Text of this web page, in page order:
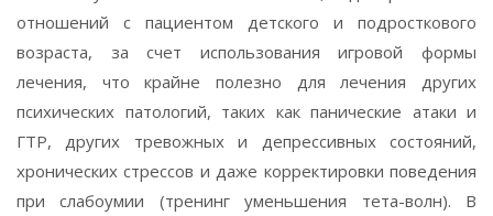
отношений с пациентом детского и подросткового
возраста, за счет использования игровой формы
лечения, что крайне полезно для лечения других
психических патологий, таких как панические атаки и
ГТР, других тревожных и депрессивных состояний,
хронических стрессов и даже корректировки поведения
при слабоумии (тренинг уменьшения тета-волн). В